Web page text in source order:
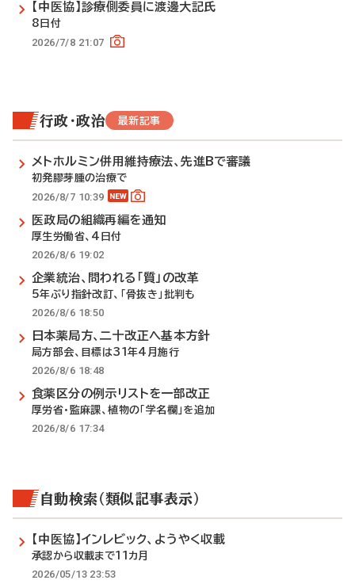
【中医協】診療側委員に渡邊大記氏
8日付
2026/7/8 21:07
行政・政治 最新記事
メトホルミン併用維持療法、先進Bで審議
初発膠芽腫の治療で
2026/8/7 10:39
医政局の組織再編を通知
厚生労働省、4日付
2026/8/6 19:02
企業統治、問われる「質」の改革
5年ぶり指針改訂、「骨抜き」批判も
2026/8/6 18:50
日本薬局方、二十改正へ基本方針
局方部会、目標は31年4月施行
2026/8/6 18:48
食薬区分の例示リストを一部改正
厚労省・監麻課、植物の「学名欄」を追加
2026/8/6 17:34
自動検索（類似記事表示）
【中医協】インレビック、ようやく収載
承認から収載まで11カ月
2026/05/13 23:53